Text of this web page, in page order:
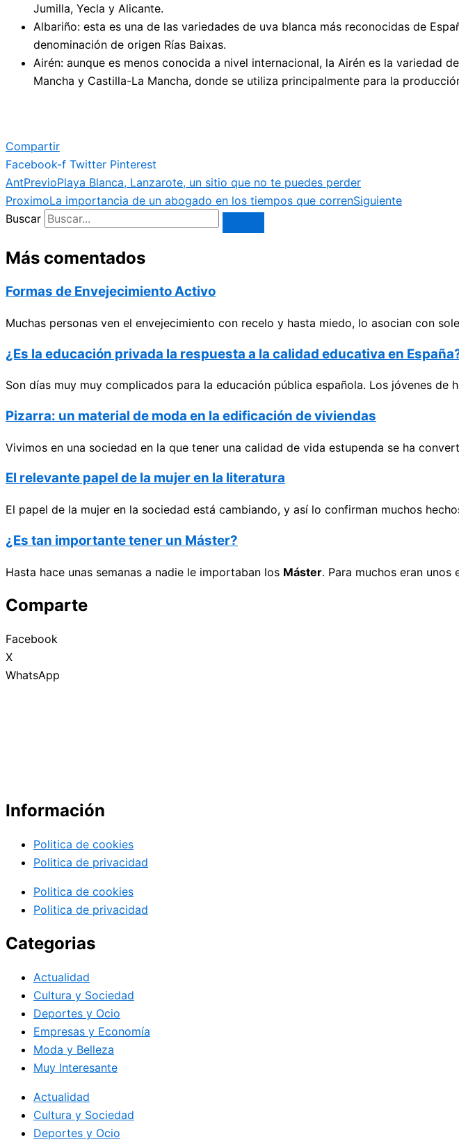
Jumilla, Yecla y Alicante.
Albariño: esta es una de las variedades de uva blanca más reconocidas de
denominación de origen Rías Baixas.
Airén: aunque es menos conocida a nivel internacional, la Airén es la variedad
Mancha y Castilla-La Mancha, donde se utiliza principalmente para la
Compartir
Facebook-f Twitter Pinterest
AntPrevioPlaya Blanca, Lanzarote, un sitio que no te puedes perder
ProximoLa importancia de un abogado en los tiempos que correnSiguiente
Buscar
Más comentados
Formas de Envejecimiento Activo
Muchas personas ven el envejecimiento con recelo y hasta miedo, lo asocian con
¿Es la educación privada la respuesta a la calidad educativa en
Son días muy muy complicados para la educación pública española. Los jóvenes
Pizarra: un material de moda en la edificación de viviendas
Vivimos en una sociedad en la que tener una calidad de vida estupenda se ha
El relevante papel de la mujer en la literatura
El papel de la mujer en la sociedad está cambiando, y así lo confirman muchos
¿Es tan importante tener un Máster?
Hasta hace unas semanas a nadie le importaban los Máster. Para muchos eran
Comparte
Facebook
X
WhatsApp
Información
Politica de cookies
Politica de privacidad
Politica de cookies
Politica de privacidad
Categorias
Actualidad
Cultura y Sociedad
Deportes y Ocio
Empresas y Economía
Moda y Belleza
Muy Interesante
Actualidad
Cultura y Sociedad
Deportes y Ocio